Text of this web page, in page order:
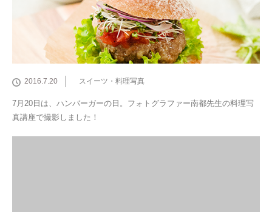
2016.7.20 スイーツ・料理写真
7月20日は、ハンバーガーの日。フォトグラファー南都先生の料理写
真講座で撮影しました！